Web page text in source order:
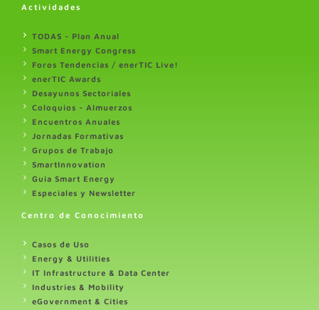
Actividades
TODAS - Plan Anual
Smart Energy Congress
Foros Tendencias / enerTIC Live!
enerTIC Awards
Desayunos Sectoriales
Coloquios - Almuerzos
Encuentros Anuales
Jornadas Formativas
Grupos de Trabajo
SmartInnovation
Guia Smart Energy
Especiales y Newsletter
Centro de Conocimiento
Casos de Uso
Energy & Utilities
IT Infrastructure & Data Center
Industries & Mobility
eGovernment & Cities